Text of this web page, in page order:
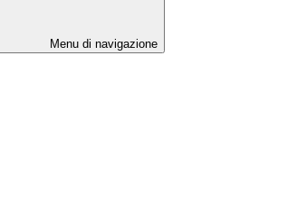
Menu di navigazione